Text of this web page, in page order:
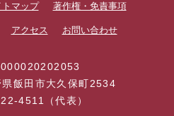
トマップ 著作権・免責事項
アクセス お問い合わせ
飯田市大久保町2534
4511（代表）